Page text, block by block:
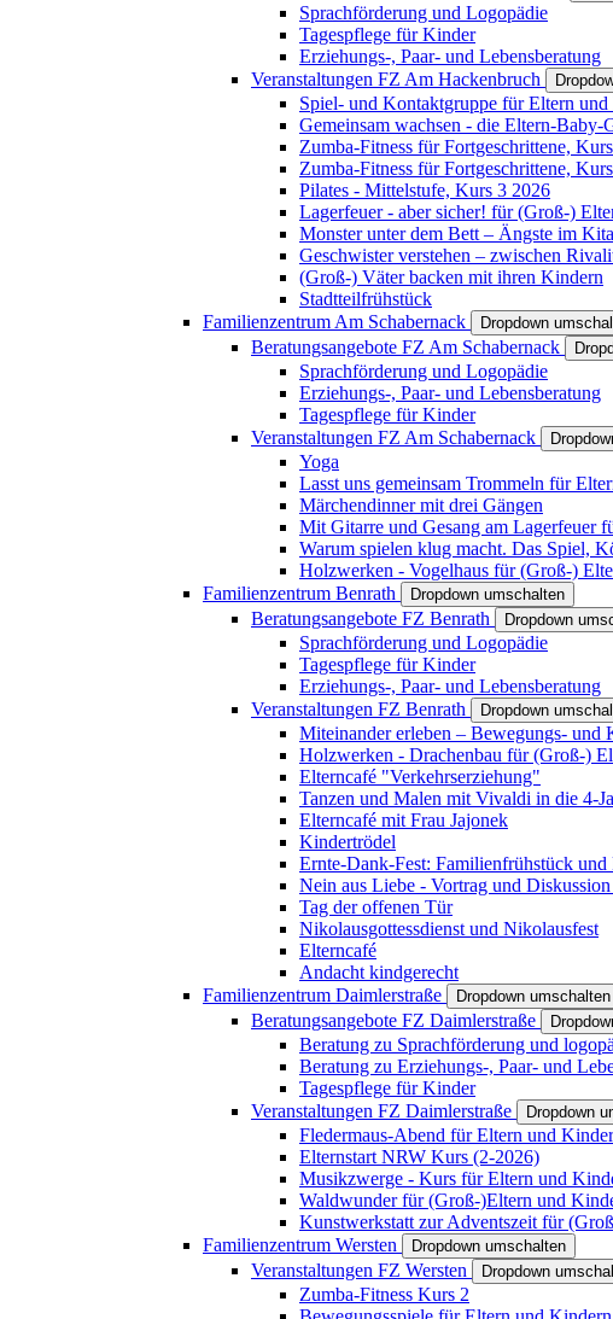
Sprachförderung und Logopädie
Tagespflege für Kinder
Erziehungs-, Paar- und Lebensberatung
Veranstaltungen FZ Am Hackenbruch
Spiel- und Kontaktgruppe für Eltern
Gemeinsam wachsen - die Eltern-Baby-
Zumba-Fitness für Fortgeschrittene,
Zumba-Fitness für Fortgeschrittene,
Pilates - Mittelstufe, Kurs 3 2026
Lagerfeuer - aber sicher! für (Groß-)
Monster unter dem Bett – Ängste im
Geschwister verstehen – zwischen
(Groß-) Väter backen mit ihren Kindern
Stadtteilfrühstück
Familienzentrum Am Schabernack
Dropdown
Beratungsangebote FZ Am Schabernack
Sprachförderung und Logopädie
Erziehungs-, Paar- und Lebensberatung
Tagespflege für Kinder
Veranstaltungen FZ Am Schabernack
Yoga
Lasst uns gemeinsam Trommeln für
Märchendinner mit drei Gängen
Mit Gitarre und Gesang am Lagerfeuer
Warum spielen klug macht. Das Spiel,
Holzwerken - Vogelhaus für (Groß-)
Familienzentrum Benrath
Dropdown umschalten
Beratungsangebote FZ Benrath Dropdown
Sprachförderung und Logopädie
Tagespflege für Kinder
Erziehungs-, Paar- und Lebensberatung
Veranstaltungen FZ Benrath
Dropdown
Miteinander erleben – Bewegungs-
Holzwerken - Drachenbau für (Groß-)
Elterncafé "Verkehrserziehung"
Tanzen und Malen mit Vivaldi in die 4-
Elterncafé mit Frau Jajonek
Kindertrödel
Ernte-Dank-Fest: Familienfrühstück und
Nein aus Liebe - Vortrag und
Tag der offenen Tür
Nikolausgottessdienst und Nikolausfest
Elterncafé
Andacht kindgerecht
Familienzentrum Daimlerstraße
Dropdown umschalten
Beratungsangebote FZ Daimlerstraße
Beratung zu Sprachförderung und
Beratung zu Erziehungs-, Paar- und
Tagespflege für Kinder
Veranstaltungen FZ Daimlerstraße
Dropdown
Fledermaus-Abend für Eltern und
Elternstart NRW Kurs (2-2026)
Musikzwerge - Kurs für Eltern und
Waldwunder für (Groß-)Eltern und
Kunstwerkstatt zur Adventszeit für
Familienzentrum Wersten
Dropdown umschalten
Veranstaltungen FZ Wersten Dropdown
Zumba-Fitness Kurs 2